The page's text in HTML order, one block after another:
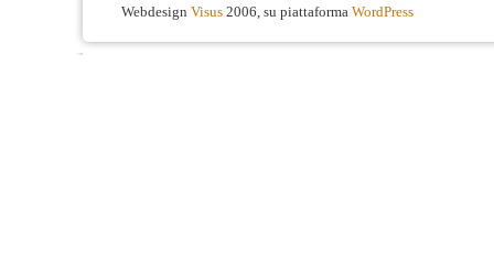
Webdesign Visus 2006, su piattaforma WordPress